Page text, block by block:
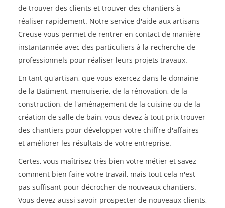
de trouver des clients et trouver des chantiers à
réaliser rapidement. Notre service d'aide aux artisans
Creuse vous permet de rentrer en contact de manière
instantannée avec des particuliers à la recherche de
professionnels pour réaliser leurs projets travaux.
En tant qu'artisan, que vous exercez dans le domaine
de la Batiment, menuiserie, de la rénovation, de la
construction, de l'aménagement de la cuisine ou de la
création de salle de bain, vous devez à tout prix trouver
des chantiers pour développer votre chiffre d'affaires
et améliorer les résultats de votre entreprise.
Certes, vous maîtrisez très bien votre métier et savez
comment bien faire votre travail, mais tout cela n'est
pas suffisant pour décrocher de nouveaux chantiers.
Vous devez aussi savoir prospecter de nouveaux clients,